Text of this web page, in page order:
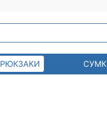
РЮКЗАКИ